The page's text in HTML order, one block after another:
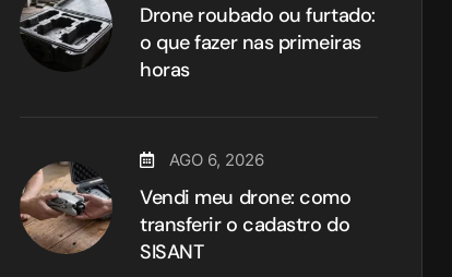
Drone roubado ou furtado:
o que fazer nas primeiras
horas
AGO 6, 2026
Vendi meu drone: como
transferir o cadastro do
SISANT